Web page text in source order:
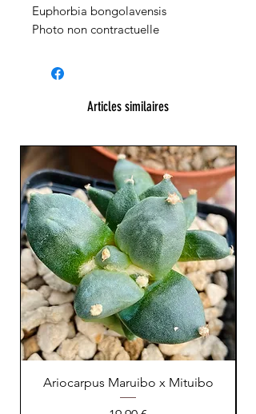
Euphorbia bongolavensis
Photo non contractuelle
Articles similaires
Ariocarpus Maruibo x Mituibo